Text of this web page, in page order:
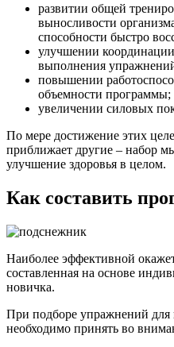
развитии общей
выносливости
способности быстро
улучшении
выполнения
повышении
объемности программы;
увеличении силовых
По мере достижение этих
приближает другие – набор
улучшение здоровья в целом.
Как составить
Наиболее эффективной
составленная на основе
новичка.
При подборе упражнений для
необходимо принять во